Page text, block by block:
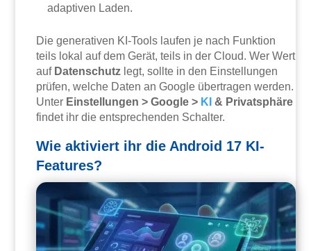
adaptiven Laden.
Die generativen KI-Tools laufen je nach Funktion
teils lokal auf dem Gerät, teils in der Cloud. Wer Wert
auf Datenschutz legt, sollte in den Einstellungen
prüfen, welche Daten an Google übertragen werden.
Unter Einstellungen > Google > KI & Privatsphäre
findet ihr die entsprechenden Schalter.
Wie aktiviert ihr die Android 17 KI-
Features?